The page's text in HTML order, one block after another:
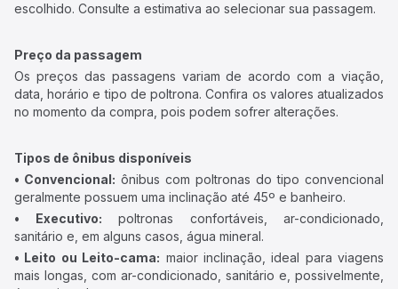
escolhido. Consulte a estimativa ao selecionar sua passagem.
Preço da passagem
Os preços das passagens variam de acordo com a viação,
data, horário e tipo de poltrona. Confira os valores atualizados
no momento da compra, pois podem sofrer alterações.
Tipos de ônibus disponíveis
• Convencional: ônibus com poltronas do tipo convencional
geralmente possuem uma inclinação até 45º e banheiro.
• Executivo: poltronas confortáveis, ar-condicionado,
sanitário e, em alguns casos, água mineral.
• Leito ou Leito-cama: maior inclinação, ideal para viagens
mais longas, com ar-condicionado, sanitário e, possivelmente,